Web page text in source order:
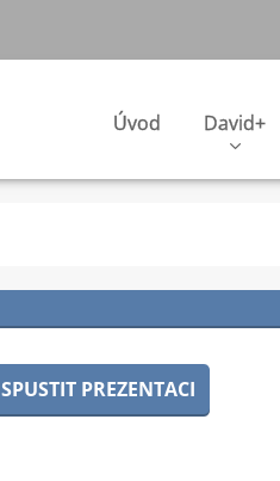
Úvod David+
SPUSTIT PREZENTACI